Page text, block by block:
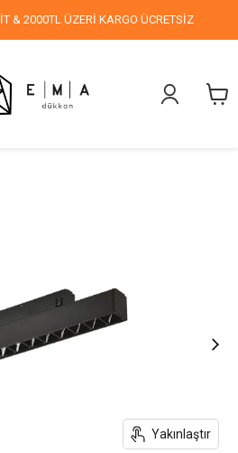
& 2000TL ÜZERİ KARGO ÜCRETSİZ
Yakınlaştır